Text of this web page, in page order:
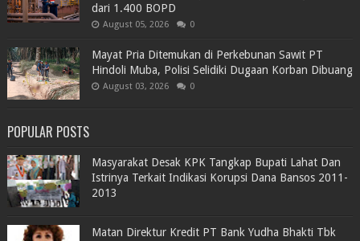
dari 1.400 BOPD
August 05, 2026 0
Mayat Pria Ditemukan di Perkebunan Sawit PT
Hindoli Muba, Polisi Selidiki Dugaan Korban Dibuang
August 03, 2026 0
POPULAR POSTS
Masyarakat Desak KPK Tangkap Bupati Lahat Dan
Istrinya Terkait Indikasi Korupsi Dana Bansos 2011-
2013
Matan Direktur Kredit PT Bank Yudha Bhakti Tbk